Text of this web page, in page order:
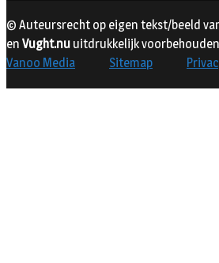
© Auteursrecht op eigen tekst/beeld
en Vught.nu uitdrukkelijk
Vanoo Media
Sitemap